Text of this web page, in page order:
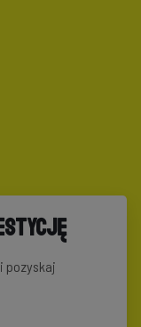
pozyskaj